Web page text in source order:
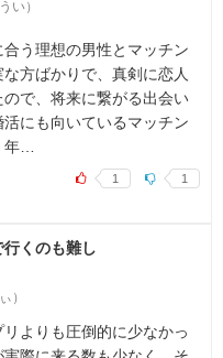
い）
う理想の男性とマッチン
方ばかりで、真剣に恋人
で、将来に繋がる出会い
にも向いているマッチン
…
1 1
行くのも難し
）
よりも圧倒的に少なかっ